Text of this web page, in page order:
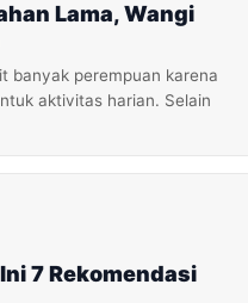
Lama, Wangi
banyak perempuan karena
aktivitas harian. Selain
7 Rekomendasi